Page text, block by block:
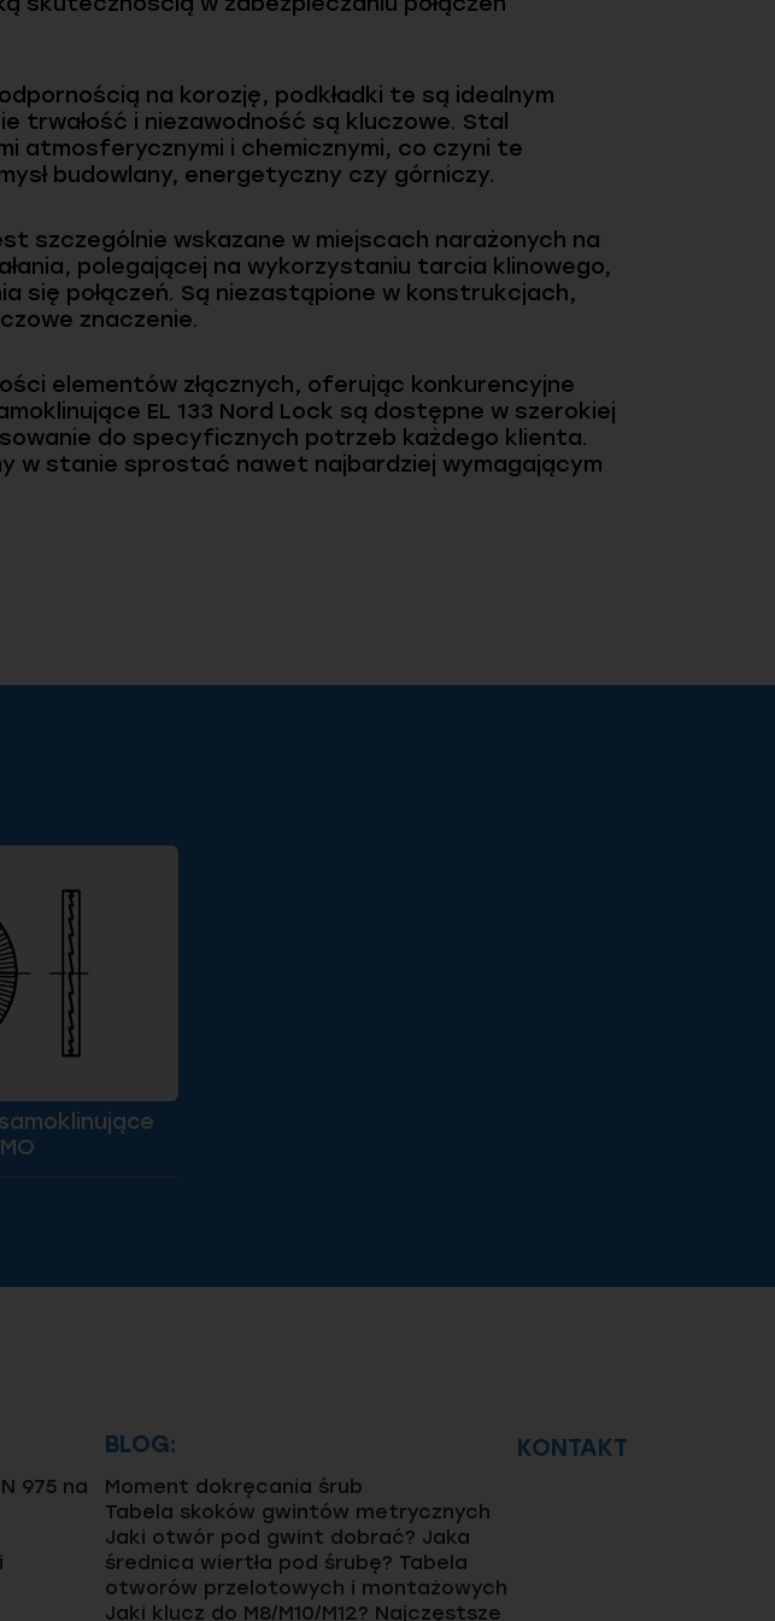
na korozję, podkładki te są idealnym
trwałość i niezawodność są kluczowe. Stal
atmosferycznymi i chemicznymi, co czyni te
budowlany, energetyczny czy górniczy.
szczególnie wskazane w miejscach narażonych na
polegającej na wykorzystaniu tarcia klinowego,
się połączeń. Są niezastąpione w konstrukcjach,
znaczenie.
elementów złącznych, oferując konkurencyjne
EL 133 Nord Lock są dostępne w szerokiej
do specyficznych potrzeb każdego klienta.
w stanie sprostać nawet najbardziej wymagającym
975 na
BLOG:
Moment dokręcania śrub
Tabela skoków gwintów metrycznych
Jaki otwór pod gwint dobrać? Jaka
średnica wiertła pod śrubę? Tabela
otworów przelotowych i montażowych
Jaki klucz do M8/M10/M12? Najczęstsze
KONTAKT